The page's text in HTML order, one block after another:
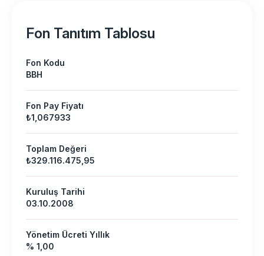
Fon Tanıtım Tablosu
Fon Kodu
BBH
Fon Pay Fiyatı
₺1,067933
Toplam Değeri
₺329.116.475,95
Kuruluş Tarihi
03.10.2008
Yönetim Ücreti Yıllık
% 1,00